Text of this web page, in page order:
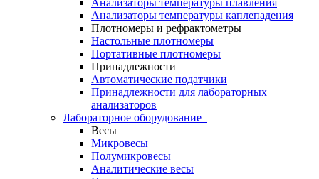
Анализаторы температуры плавления
Анализаторы температуры каплепадения
Плотномеры и рефрактометры
Настольные плотномеры
Портативные плотномеры
Принадлежности
Автоматические податчики
Принадлежности для лабораторных
анализаторов
Лабораторное оборудование
Весы
Микровесы
Полумикровесы
Аналитические весы